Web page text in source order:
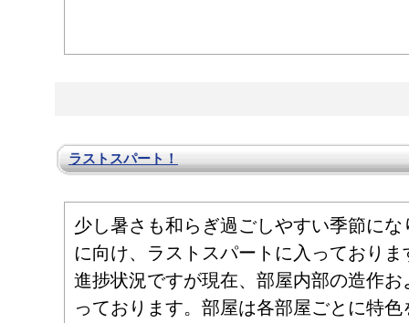
ラストスパート！
少し暑さも和らぎ過ごしやすい季節に
に向け、ラストスパートに入っておりま
進捗状況ですが現在、部屋内部の造作
っております。部屋は各部屋ごとに特